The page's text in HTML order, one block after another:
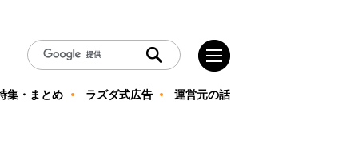
集・まとめ ラズダ式広告 運営元の話